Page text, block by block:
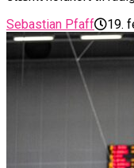
Sebastian Pfaff
19.